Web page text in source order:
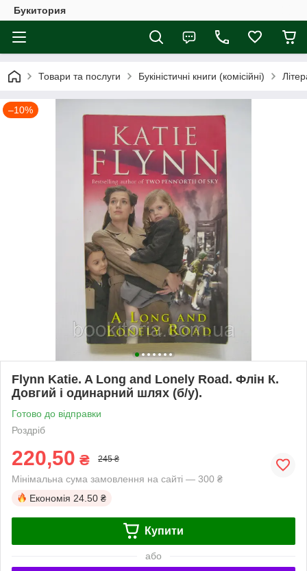
Букитория
Товари та послуги Букіністичні книги (комісійні)
–10%
Flynn Katie. A Long and Lonely Road. Флін К.
Довгий і одинарний шлях (б/у).
Готово до відправки
Роздріб
220,50 ₴ 245 ₴
Мінімальна сума замовлення на сайті — 300 ₴
Економія 24.50 ₴
Купити
або